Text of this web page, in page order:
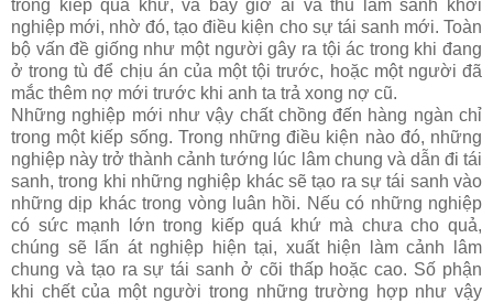
trong kiếp quá khứ, và bây giờ ái và thủ làm sanh khởi
nghiệp mới, nhờ đó, tạo điều kiện cho sự tái sanh mới. Toàn
bộ vấn đề giống như một người gây ra tội ác trong khi đang
ở trong tù để chịu án của một tội trước, hoặc một người đã
mắc thêm nợ mới trước khi anh ta trả xong nợ cũ.
Những nghiệp mới như vậy chất chồng đến hàng ngàn chỉ
trong một kiếp sống. Trong những điều kiện nào đó, những
nghiệp này trở thành cảnh tướng lúc lâm chung và dẫn đi tái
sanh, trong khi những nghiệp khác sẽ tạo ra sự tái sanh vào
những dịp khác trong vòng luân hồi. Nếu có những nghiệp
có sức mạnh lớn trong kiếp quá khứ mà chưa cho quả,
chúng sẽ lấn át nghiệp hiện tại, xuất hiện làm cảnh lâm
chung và tạo ra sự tái sanh ở cõi thấp hoặc cao. Số phận
khi chết của một người trong những trường hợp như vậy